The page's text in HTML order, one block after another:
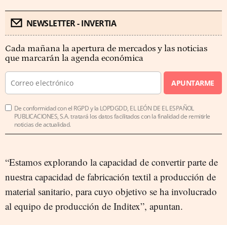
NEWSLETTER - INVERTIA
Cada mañana la apertura de mercados y las noticias
que marcarán la agenda económica
APUNTARME
De conformidad con el RGPD y la LOPDGDD, EL LEÓN DE EL ESPAÑOL
PUBLICACIONES, S.A. tratará los datos facilitados con la finalidad de remitirle
noticias de actualidad.
“Estamos explorando la capacidad de convertir parte de
nuestra capacidad de fabricación textil a producción de
material sanitario, para cuyo objetivo se ha involucrado
al equipo de producción de Inditex”, apuntan.